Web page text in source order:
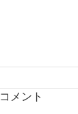
コメント